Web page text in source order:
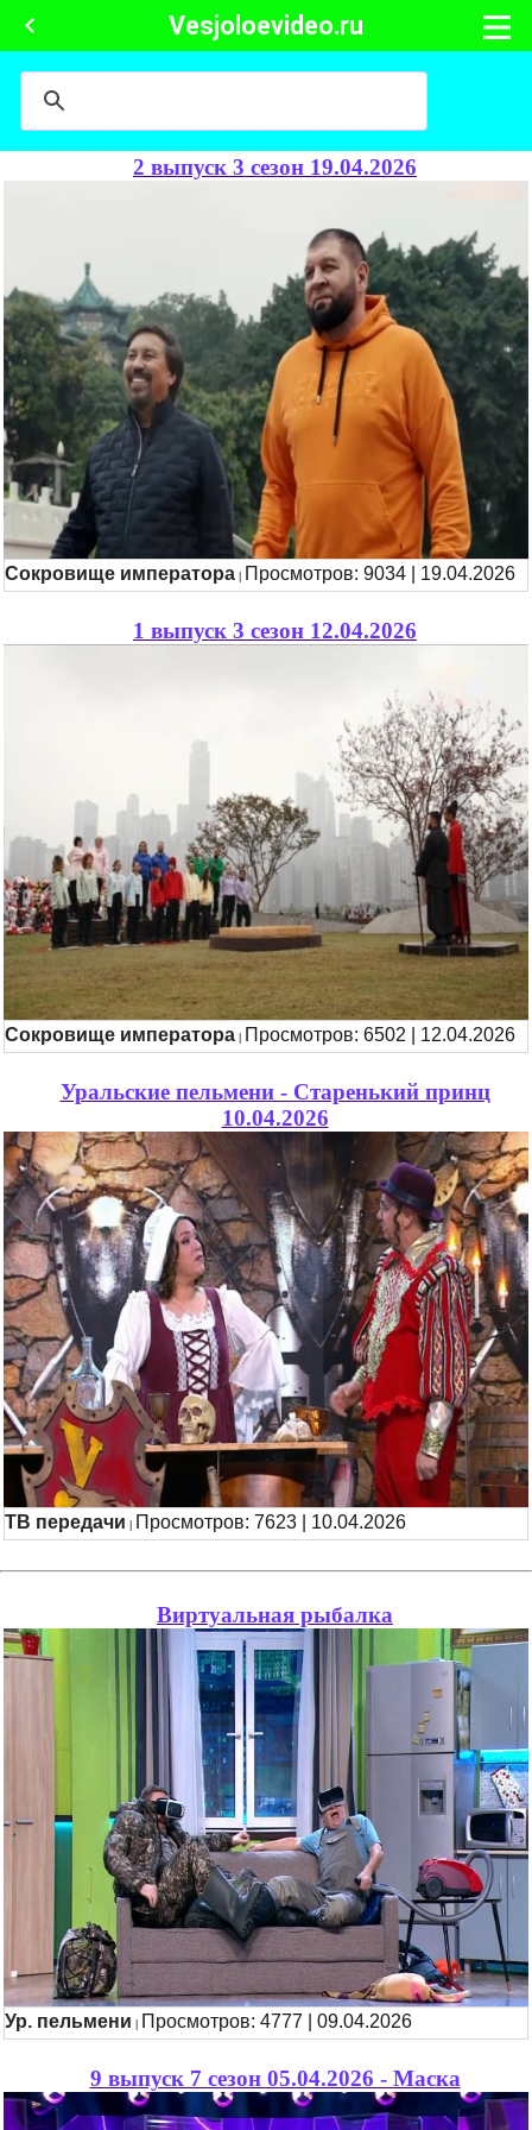
Vesjoloevideo.ru
2 выпуск 3 сезон 19.04.2026
Сокровище императора Просмотров: 9034 | 19.04.2026
1 выпуск 3 сезон 12.04.2026
Сокровище императора Просмотров: 6502 | 12.04.2026
Уральские пельмени - Старенький принц
10.04.2026
ТВ передачи Просмотров: 7623 | 10.04.2026
Виртуальная рыбалка
Ур. пельмени Просмотров: 4777 | 09.04.2026
9 выпуск 7 сезон 05.04.2026 - Маска